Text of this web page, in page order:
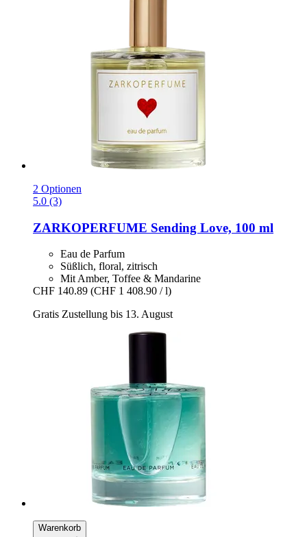
2 Optionen
5.0 (3)
ZARKOPERFUME Sending Love, 100 ml
Eau de Parfum
Süßlich, floral, zitrisch
Mit Amber, Toffee & Mandarine
CHF 140.89 (CHF 1 408.90 / l)
Gratis Zustellung bis 13. August
Warenkorb